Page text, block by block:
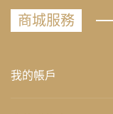
商城服務
我的帳戶